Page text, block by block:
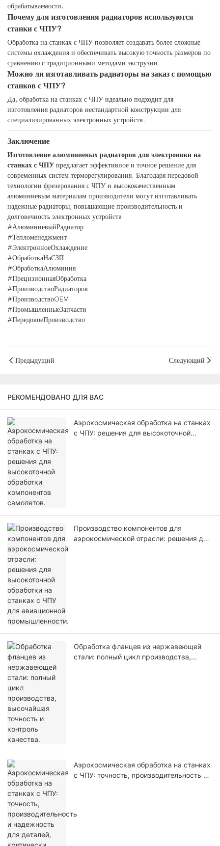
обрабатываемости.
Почему для изготовления радиаторов используются
станки с ЧПУ?
Обработка на станках с ЧПУ позволяет создавать более сложные
системы охлаждения и обеспечивать высокую точность размеров по
сравнению с традиционными методами экструзии.
Можно ли изготавливать радиаторы на заказ с помощью
станков с ЧПУ?
Да, обработка на станках с ЧПУ идеально подходит для
изготовления радиаторов нестандартной конструкции для
специализированных электронных устройств.
Заключение
Изготовление алюминиевых радиаторов для электроники на
станках с ЧПУ предлагает эффективное и точное решение для
современных систем терморегулирования. Благодаря передовой
технологии фрезерования с ЧПУ и высококачественным
алюминиевым материалам производители могут изготавливать
надежные радиаторы, повышающие производительность и
долговечность электронных устройств.
#АлюминиевыйРадиатор
#Тепломенеджмент
#ЭлектронноеОхлаждение
#ОбработкаНаСЗП
#ОбработкаАлюминия
#ПрецизионнаяОбработка
#ПроизводствоРадиаторов
#ПроизводствоOEM
#ПромышленныеЗапчасти
#ПередовоеПроизводство
Предыдущий Следующий
РЕКОМЕНДОВАНО ДЛЯ ВАС
Аэрокосмическая обработка на станках
с ЧПУ: решения для высокоточной
Производство компонентов для
аэрокосмической отрасли: решения для
Обработка фланцев из нержавеющей
стали: полный цикл производства,
Аэрокосмическая обработка на станках
с ЧПУ: точность, производительность и